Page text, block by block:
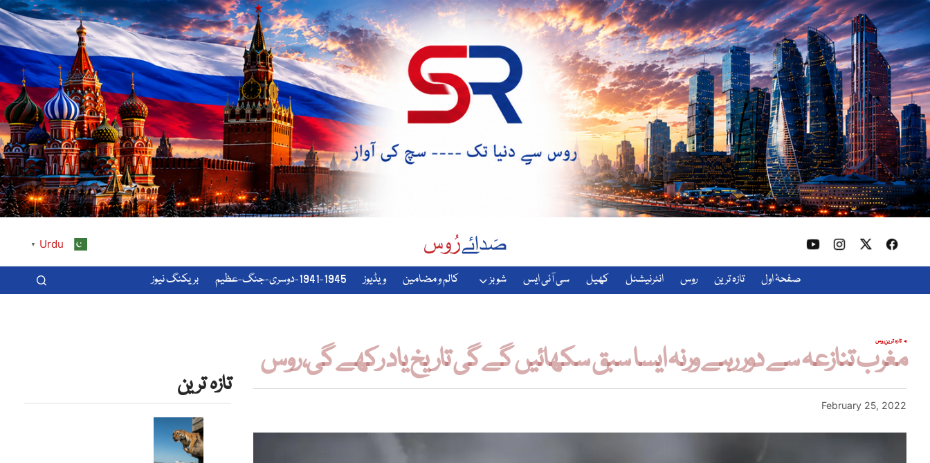
Urdu
▼
صفحۂ اول تازہ ترین روس انٹرنیشنل کھیل سی آئی ایس شوبز کالم و مضامین ویڈیوز 1941-1945-دوسری-جنگ-عظیم بریکنگ نیوز
تازہ ترینروس
مغرب تنازعہ سے دور رہے ورنہ ایسا سبق سکھائیں گے گی تاریخ یاد رکھے گی، روس
February 25, 2022
تازہ ترین